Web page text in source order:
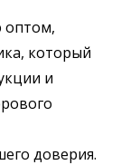
оптом,
который
и
доверия.